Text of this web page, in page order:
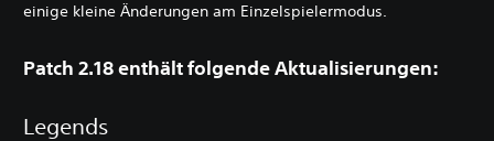
einige kleine Änderungen am Einzelspielermodus.
Patch 2.18 enthält folgende Aktualisierungen:
Legends